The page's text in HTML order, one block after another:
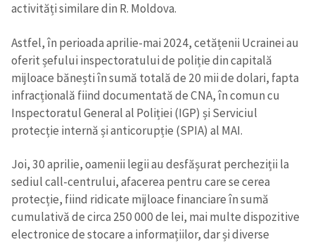
activități similare din R. Moldova.
Astfel, în perioada aprilie-mai 2024, cetățenii Ucrainei au
oferit șefului inspectoratului de poliție din capitală
mijloace bănești în sumă totală de 20 mii de dolari, fapta
infracțională fiind documentată de CNA, în comun cu
Inspectoratul General al Poliției (IGP) și Serviciul
protecție internă și anticorupție (SPIA) al MAI.
Joi, 30 aprilie, oamenii legii au desfășurat percheziții la
sediul call-centrului, afacerea pentru care se cerea
protecție, fiind ridicate mijloace financiare în sumă
cumulativă de circa 250 000 de lei, mai multe dispozitive
electronice de stocare a informațiilor, dar și diverse